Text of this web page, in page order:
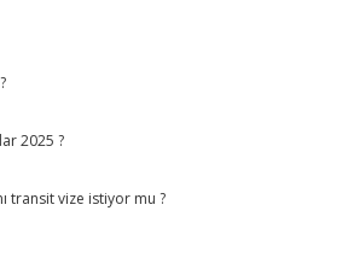
2025 ?
transit vize istiyor mu ?